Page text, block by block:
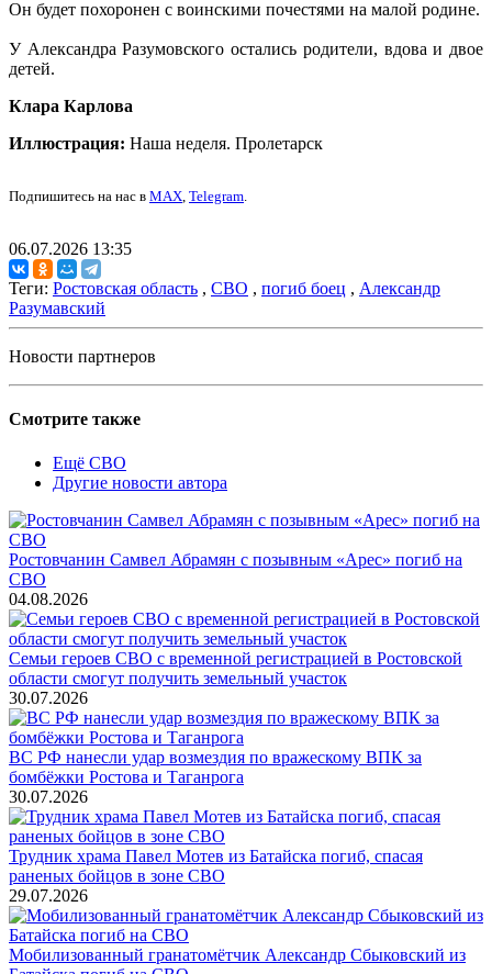
Он будет похоронен с воинскими почестями на малой родине.
У Александра Разумовского остались родители, вдова и двое
детей.
Клара Карлова
Иллюстрация: Наша неделя. Пролетарск
Подпишитесь на нас в MAX, Telegram.
06.07.2026 13:35
Теги: Ростовская область , СВО , погиб боец , Александр
Разумавский
Новости партнеров
Смотрите также
Ещё СВО
Другие новости автора
Ростовчанин Самвел Абрамян с позывным «Арес» погиб на
СВО
04.08.2026
Семьи героев СВО с временной регистрацией в Ростовской
области смогут получить земельный участок
30.07.2026
ВС РФ нанесли удар возмездия по вражескому ВПК за
бомбёжки Ростова и Таганрога
30.07.2026
Трудник храма Павел Мотев из Батайска погиб, спасая
раненых бойцов в зоне СВО
29.07.2026
Мобилизованный гранатомётчик Александр Сбыковский из